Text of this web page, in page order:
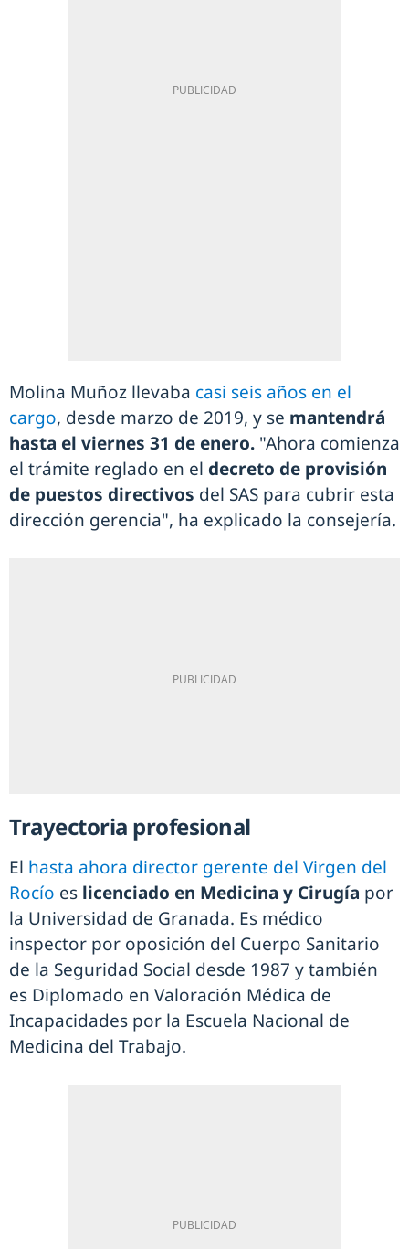
Molina Muñoz llevaba casi seis años en el
cargo, desde marzo de 2019, y se mantendrá
hasta el viernes 31 de enero. "Ahora comienza
el trámite reglado en el decreto de provisión
de puestos directivos del SAS para cubrir esta
dirección gerencia", ha explicado la consejería.
Trayectoria profesional
El hasta ahora director gerente del Virgen del
Rocío es licenciado en Medicina y Cirugía por
la Universidad de Granada. Es médico
inspector por oposición del Cuerpo Sanitario
de la Seguridad Social desde 1987 y también
es Diplomado en Valoración Médica de
Incapacidades por la Escuela Nacional de
Medicina del Trabajo.